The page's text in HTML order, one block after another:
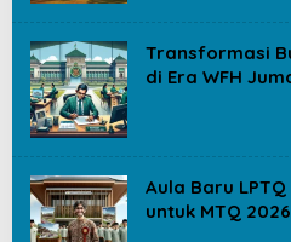
Transformasi
di Era WFH
Aula Baru
untuk MTQ 2026